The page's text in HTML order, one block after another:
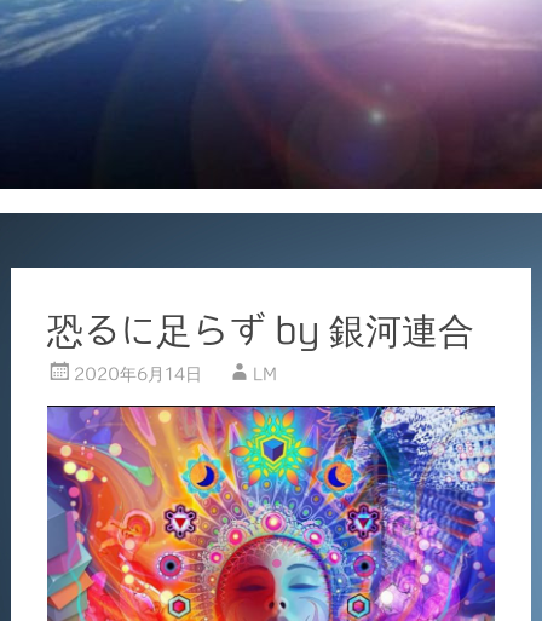
恐るに足らず by 銀河連合
2020年6月14日 LM